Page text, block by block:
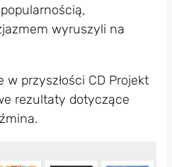
wyruszyli na
przyszłości CD Projekt
rezultaty dotyczące